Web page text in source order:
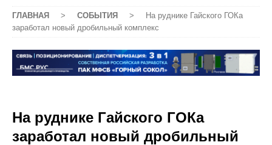
ГЛАВНАЯ > СОБЫТИЯ >
На руднике Гайского ГОКа
заработал новый дробильный комплекс
На руднике Гайского ГОКа
заработал новый дробильный